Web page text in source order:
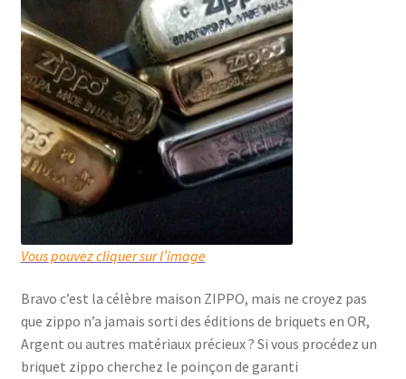
Vous pouvez cliquer sur l’image
Bravo c’est la célèbre maison ZIPPO, mais ne croyez pas
que zippo n’a jamais sorti des éditions de briquets en OR,
Argent ou autres matériaux précieux ? Si vous procédez un
briquet zippo cherchez le poinçon de garanti